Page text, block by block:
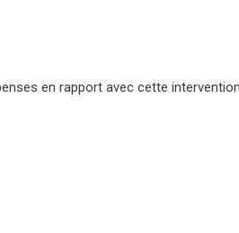
en rapport avec cette